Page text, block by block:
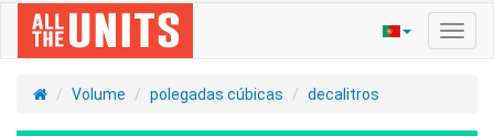
Volume polegadas cúbicas decalitros